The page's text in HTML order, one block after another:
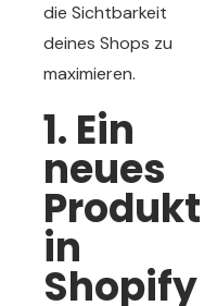
die Sichtbarkeit
deines Shops zu
maximieren.
1. Ein
neues
Produkt
in
Shopify